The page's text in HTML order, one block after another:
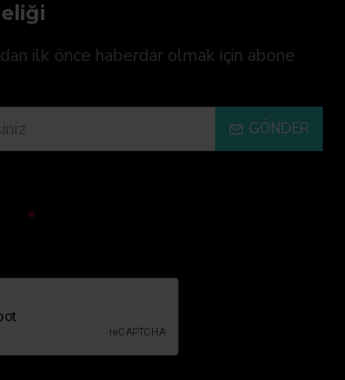
ilk önce haberdar olmak için abone
GÖNDER